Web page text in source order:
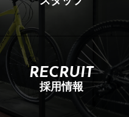
RECRUIT
採用情報